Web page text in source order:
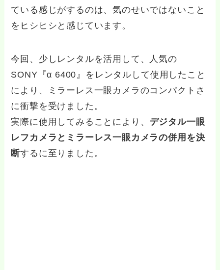
ている感じがするのは、気のせいではないこと
をヒシヒシと感じています。
今回、少しレンタルを活用して、人気の
SONY『α 6400』をレンタルして使用したこと
により、ミラーレス一眼カメラのコンパクトさ
に衝撃を受けました。
実際に使用してみることにより、 デジタル一眼
レフカメラとミラーレス一眼カメラの併用を決
断する に至りました。